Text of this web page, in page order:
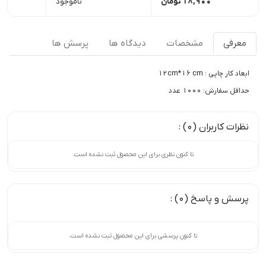
معرفی مشخصات دیدگاه ها پرسش ها
ابعاد کار چاپی : 12cm*16 cm
حداقل سفارش: 1000 عدد
نظرات کاربران (0) :
تا کنون نظری برای این محصول ثبت نشده است.
پرسش و پاسخ (0) :
تا کنون پرسشی برای این محصول ثبت نشده است.